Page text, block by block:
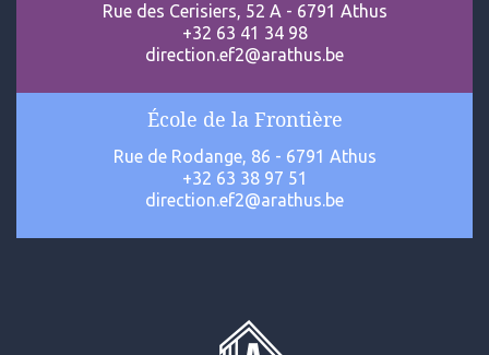
Rue des Cerisiers, 52 A - 6791 Athus
+32 63 41 34 98
direction.ef2@arathus.be
École de la Frontière
Rue de Rodange, 86 - 6791 Athus
+32 63 38 97 51
direction.ef2@arathus.be